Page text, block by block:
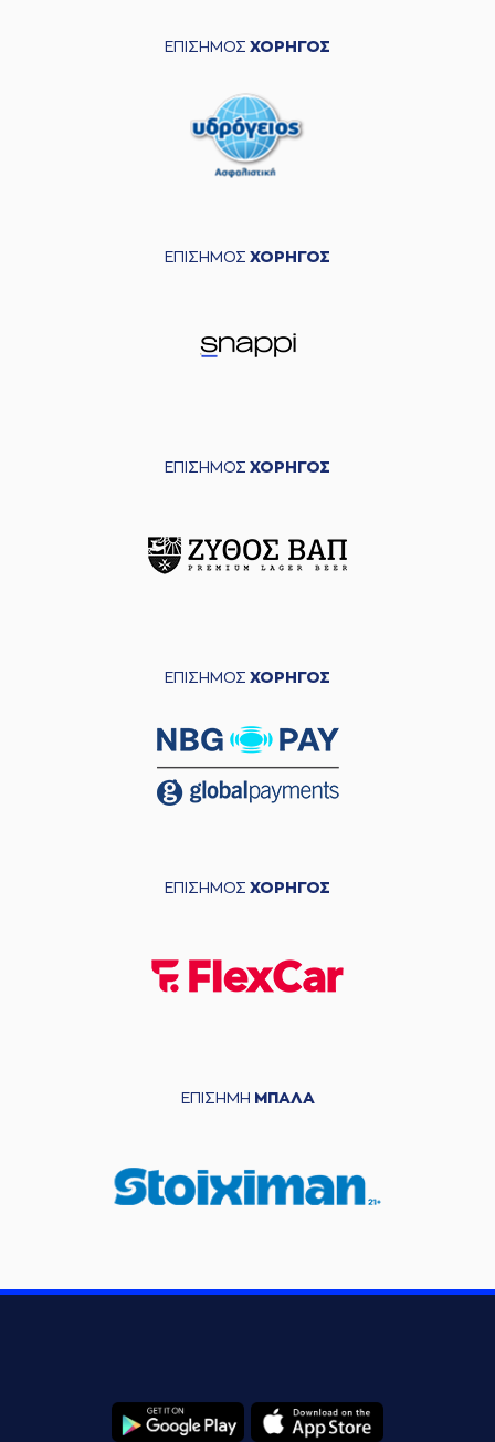
ΕΠΙΣΗΜΟΣ ΧΟΡΗΓΟΣ
ΕΠΙΣΗΜΟΣ ΧΟΡΗΓΟΣ
ΕΠΙΣΗΜΟΣ ΧΟΡΗΓΟΣ
ΕΠΙΣΗΜΟΣ ΧΟΡΗΓΟΣ
ΕΠΙΣΗΜΟΣ ΧΟΡΗΓΟΣ
ΕΠΙΣΗΜΗ ΜΠΑΛΑ